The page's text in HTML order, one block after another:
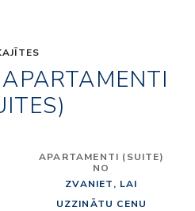
APARTAMENTI (SUITE)
NO
ZVANIET, LAI
UZZINĀTU CENU